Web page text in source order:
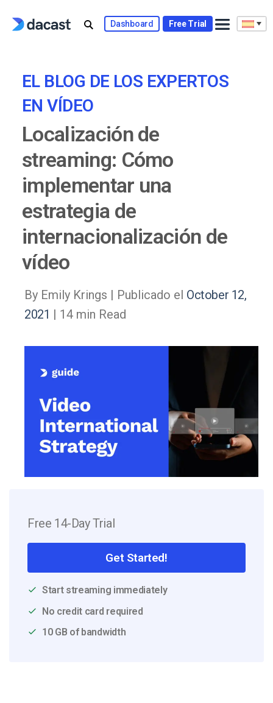
Dashboard Free Trial
EL BLOG DE LOS EXPERTOS
EN VÍDEO
Localización de
streaming: Cómo
implementar una
estrategia de
internacionalización de
vídeo
By Emily Krings | Publicado el October 12,
2021 | 14 min Read
Free 14-Day Trial
Get Started!
Start streaming immediately
No credit card required
10 GB of bandwidth